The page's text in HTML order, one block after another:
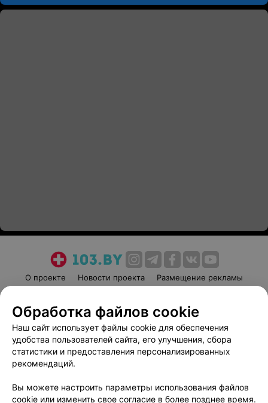
О проекте Новости проекта
Размещение рекламы
Пользовательское соглашение
Способы оплаты
Вакансии
Партнеры
Написать руководителю 103.by
Обработка персональных данных
Обработка файлов cookie
Наш сайт использует файлы cookie для обеспечения
удобства пользователей сайта, его улучшения, сбора
статистики и предоставления персонализированных
рекомендаций.
Вы можете настроить параметры использования файлов
cookie или изменить свое согласие в более позднее время.